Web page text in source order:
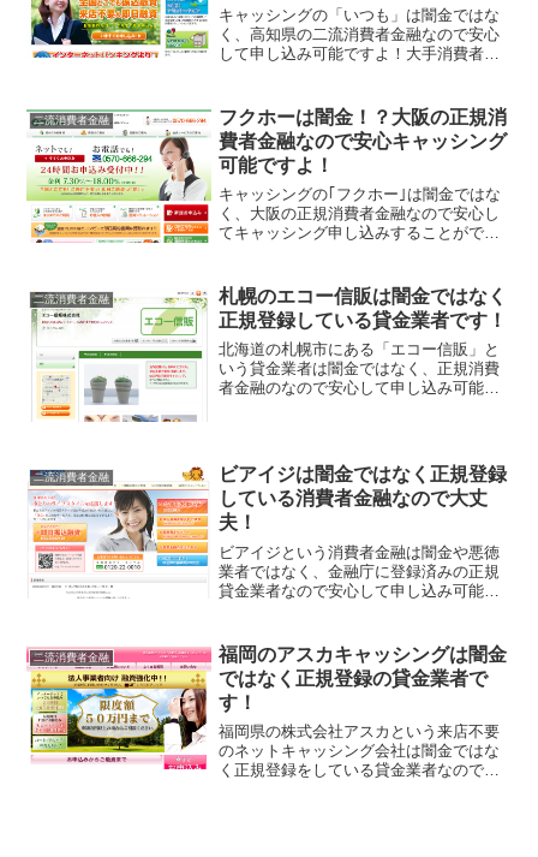
キャッシングの「いつも」は闇金ではな
く、高知県の二流消費者金融なので安心
して申し込み可能ですよ！大手消費者金
で、他社借入や債務整理経験があっても
現在の状況を重視して審査し...
二流消費者金融
フクホーは闇金！？大阪の正規消
費者金融なので安心キャッシング
可能ですよ！
キャッシングの｢フクホー｣は闇金ではな
く、大阪の正規消費者金融なので安心し
てキャッシング申し込みすることができ
金や悪徳業者に利用されてしまい、同じ
商号を勝手に使われる闇...
二流消費者金融
札幌のエコー信販は闇金ではなく
正規登録している貸金業者です！
北海道の札幌市にある「エコー信販」と
いう貸金業者は闇金ではなく、正規消費
者金融のなので安心して申し込み可能で
あれば来店不要での最短...
二流消費者金融
ビアイジは闇金ではなく正規登録
している消費者金融なので大丈
夫！
ビアイジという消費者金融は闇金や悪徳
業者ではなく、金融庁に登録済みの正規
貸金業者なので安心して申し込み可能で
創業40年以上の老舗キャッシング会社で
す。ローンズアポロからビ...
二流消費者金融
福岡のアスカキャッシングは闇金
ではなく正規登録の貸金業者で
す！
福岡県の株式会社アスカという来店不要
のネットキャッシング会社は闇金ではな
く正規登録をしている貸金業者なので安